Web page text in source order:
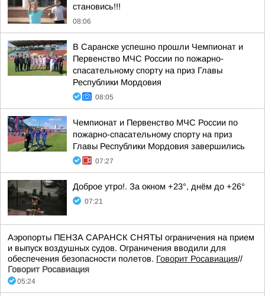
становись!!!
08:06
В Саранске успешно прошли Чемпионат и
Первенство МЧС России по пожарно-
спасательному спорту на приз Главы
Республики Мордовия
08:05
Чемпионат и Первенство МЧС России по
пожарно-спасательному спорту на приз
Главы Республики Мордовия завершились
07:27
Доброе утро!. За окном +23°, днём до +26°
07:21
Аэропорты ПЕНЗА САРАНСК СНЯТЫ ограничения на прием
и выпуск воздушных судов. Ограничения вводили для
обеспечения безопасности полетов. Говорит Росавиация//
Говорит Росавиация
05:24